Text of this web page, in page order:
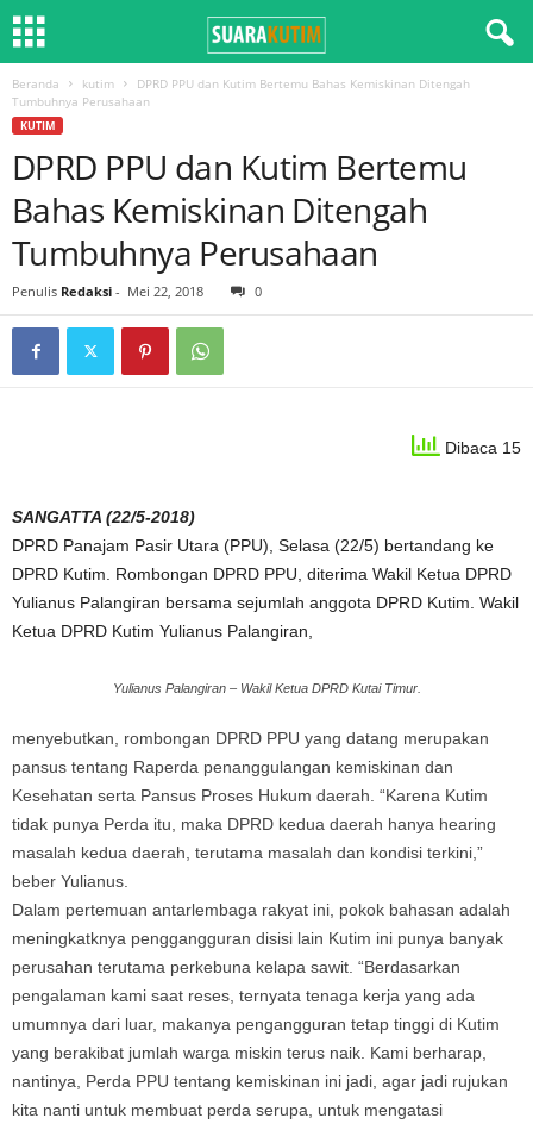
Beranda kutim
DPRD PPU dan Kutim Bertemu Bahas Kemiskinan Ditengah
Tumbuhnya Perusahaan
KUTIM
DPRD PPU dan Kutim Bertemu
Bahas Kemiskinan Ditengah
Tumbuhnya Perusahaan
Penulis Redaksi - Mei 22, 2018 0
Dibaca 15
SANGATTA (22/5-2018)
DPRD Panajam Pasir Utara (PPU), Selasa (22/5) bertandang ke
DPRD Kutim. Rombongan DPRD PPU, diterima Wakil Ketua DPRD
Yulianus Palangiran bersama sejumlah anggota DPRD Kutim. Wakil
Ketua DPRD Kutim Yulianus Palangiran,
Yulianus Palangiran – Wakil Ketua DPRD Kutai Timur.
menyebutkan, rombongan DPRD PPU yang datang merupakan
pansus tentang Raperda penanggulangan kemiskinan dan
Kesehatan serta Pansus Proses Hukum daerah. “Karena Kutim
tidak punya Perda itu, maka DPRD kedua daerah hanya hearing
masalah kedua daerah, terutama masalah dan kondisi terkini,”
beber Yulianus.
Dalam pertemuan antarlembaga rakyat ini, pokok bahasan adalah
meningkatknya penggangguran disisi lain Kutim ini punya banyak
perusahan terutama perkebuna kelapa sawit. “Berdasarkan
pengalaman kami saat reses, ternyata tenaga kerja yang ada
umumnya dari luar, makanya pengangguran tetap tinggi di Kutim
yang berakibat jumlah warga miskin terus naik. Kami berharap,
nantinya, Perda PPU tentang kemiskinan ini jadi, agar jadi rujukan
kita nanti untuk membuat perda serupa, untuk mengatasi